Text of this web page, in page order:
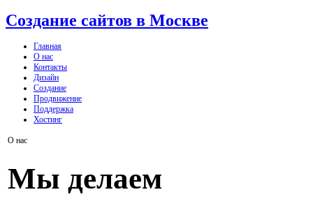
Создание сайтов в Москве
Главная
О нас
Контакты
Дизайн
Создание
Продвижение
Поддержка
Хостинг
О нас
Мы делаем